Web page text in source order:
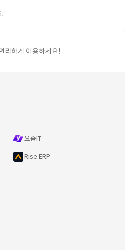
리하게 이용하세요!
요즘IT
Rise ERP